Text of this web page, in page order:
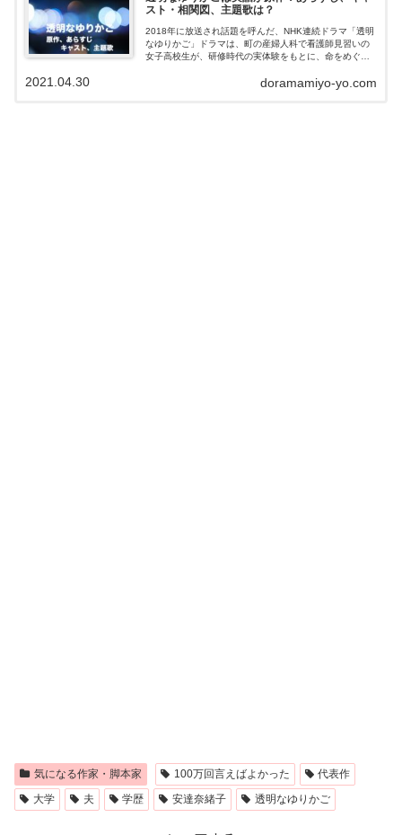
スト・相関図、主題歌は？
2018年に放送され話題を呼んだ、NHK連続ドラマ「透明
なゆりかご」ドラマは、町の産婦人科で看護師見習いの
女子高校生が、研修時代の実体験をもとに、命をめぐる
マ「透明なゆりかご」の原作やあらす...doramamiyo-yo.com
2021.04.30
気になる作家・脚本家 100万回言えばよかった
代表作
大学
夫 学歴 安達奈緒子 透明なゆりかご